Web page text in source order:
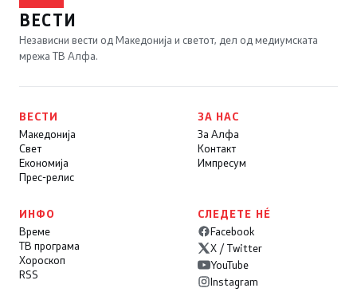
ВЕСТИ
Независни вести од Македонија и светот, дел од медиумската
мрежа ТВ Алфа.
ВЕСТИ
Македонија
Свет
Економија
Прес-релис
ЗА НАС
За Алфа
Контакт
Импресум
ИНФО
Време
ТВ програма
Хороскоп
RSS
СЛЕДЕТЕ НÉ
Facebook
X / Twitter
YouTube
Instagram